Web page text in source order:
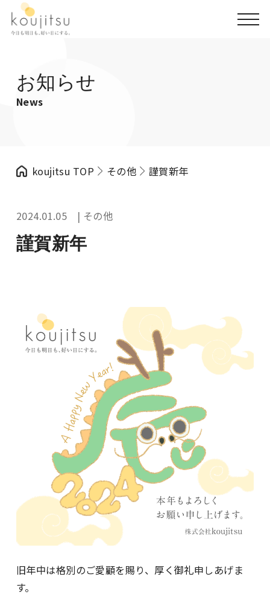
お知らせ
News
koujitsu TOP その他 謹賀新年
2024.01.05 | その他
謹賀新年
旧年中は格別のご愛顧を賜り、厚く御礼申しあげま
す。